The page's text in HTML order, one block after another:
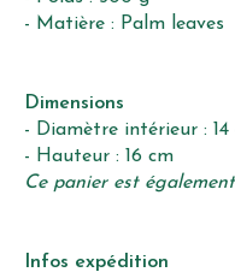
- Matière : Palm leaves
Dimensions
- Diamètre intérieur : 14
- Hauteur : 16 cm
Ce panier est
Infos expédition